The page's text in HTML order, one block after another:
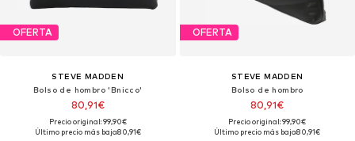
OFERTA
STEVE MADDEN
Bolso de hombro 'Bnicco'
80,91€
Precio original: 99,90€
Último precio más bajo:80,91€
OFERTA
STEVE MADDEN
Bolso de hombro
80,91€
Precio original: 99,90€
Último precio más bajo:80,91€